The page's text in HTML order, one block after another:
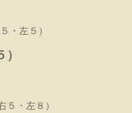
左５）
・左８）